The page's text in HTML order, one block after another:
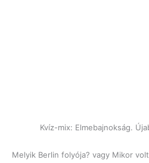
Kvíz-mix: Elmebajnokság.
Melyik Berlin folyója? vagy Mikor